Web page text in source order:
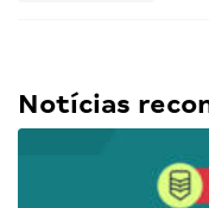
Notícias